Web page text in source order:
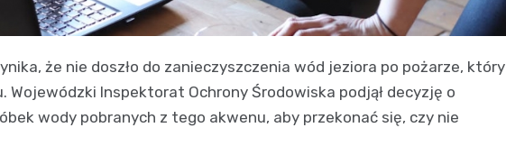
że nie doszło do zanieczyszczenia wód jeziora po pożarze, który
Wojewódzki Inspektorat Ochrony Środowiska podjął decyzję o
wody pobranych z tego akwenu, aby przekonać się, czy nie